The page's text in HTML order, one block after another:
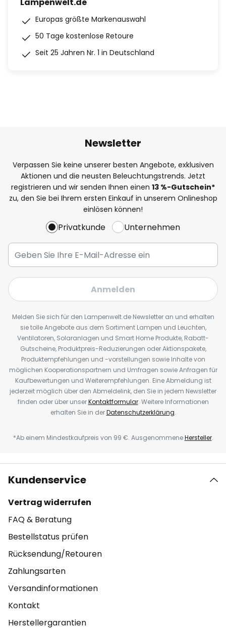
Europas größte Markenauswahl
50 Tage kostenlose Retoure
Seit 25 Jahren Nr. 1 in Deutschland
Newsletter
Verpassen Sie keine unserer besten Angebote, exklusiven
Aktionen und die neusten Beleuchtungstrends. Jetzt
registrieren und wir senden Ihnen einen 13 %-Gutschein*
zu, den Sie bei Ihrem ersten Einkauf in unserem Onlineshop
einlösen können!
Privatkunde Unternehmen
Anmelden
Melden Sie sich für den Lampenwelt.de Newsletter an und erhalten
sie tolle Angebote aus dem Sortiment Lampen und Leuchten,
Ventilatoren, Solaranlagen und Smart Home Produkte, Rabatt-
Gutscheine, Produktpreis-Reduzierungen oder Aktionspakete,
Produktempfehlungen und -vorstellungen sowie Inhalte von
möglichen Kooperationspartnern und Umfragen sowie Anfragen für
Kaufbewertungen und Weiterempfehlungen. Eine Abmeldung ist
jederzeit möglich über den Abmeldelink, den Sie in jedem Newsletter
finden oder über unserKontaktformular. Weitere Informationen
erhalten Sie in derDatenschutzerklärung.
*Ab einem Mindestkaufpreis von 99 €. AusgenommeneHersteller.
Kundenservice
Vertrag widerrufen
FAQ & Beratung
Bestellstatus prüfen
Rücksendung/Retouren
Zahlungsarten
Versandinformationen
Kontakt
Herstellergarantien